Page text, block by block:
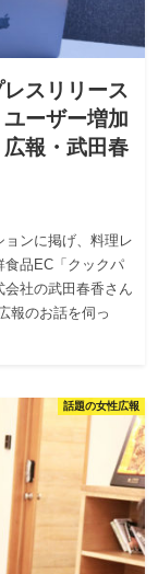
スリリース
ーザー増加
報・武田春
ンに掲げ、料理レ
食品EC「クックパ
会社の武田春香さん
報のお話を伺っ
話題の女性広報